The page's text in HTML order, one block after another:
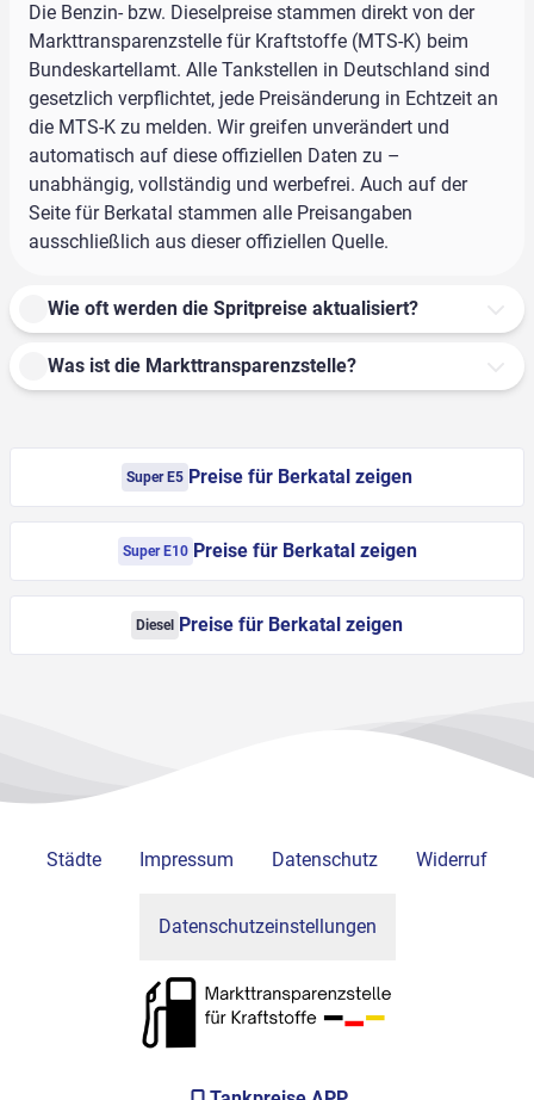
Die Benzin- bzw. Dieselpreise stammen direkt von der
Markttransparenzstelle für Kraftstoffe (MTS-K) beim
Bundeskartellamt. Alle Tankstellen in Deutschland sind
gesetzlich verpflichtet, jede Preisänderung in Echtzeit an
die MTS-K zu melden. Wir greifen unverändert und
automatisch auf diese offiziellen Daten zu –
unabhängig, vollständig und werbefrei. Auch auf der
Seite für Berkatal stammen alle Preisangaben
ausschließlich aus dieser offiziellen Quelle.
Wie oft werden die Spritpreise aktualisiert?
Was ist die Markttransparenzstelle?
Super E5 Preise für Berkatal zeigen
Super E10 Preise für Berkatal zeigen
Diesel Preise für Berkatal zeigen
Städte Impressum Datenschutz Widerruf
Datenschutzeinstellungen